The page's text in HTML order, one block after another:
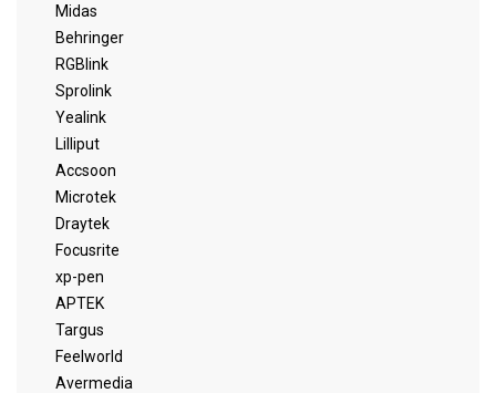
Midas
Behringer
RGBlink
Sprolink
Yealink
Lilliput
Accsoon
Microtek
Draytek
Focusrite
xp-pen
APTEK
Targus
Feelworld
Avermedia